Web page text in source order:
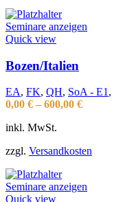
Seminare anzeigen
Quick view
Bozen/Italien
EA, FK, QH, SoA - E1,
0,00 € – 600,00 €
inkl. MwSt.
zzgl. Versandkosten
Seminare anzeigen
Quick view